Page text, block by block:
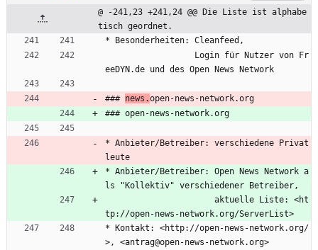
@ -241,23 +241,24 @@ Die Liste ist alphabe
tisch geordnet.
* Besonderheiten: Cleanfeed,
eeDYN.de und des Open News Network
### news.open-news-network.org
### open-news-network.org
* Anbieter/Betreiber: verschiedene Privat
leute
* Anbieter/Betreiber: Open News Network a
ls "Kollektiv" verschiedener Betreiber,
tp://open-news-network.org/ServerList>
* Kontakt: <http://open-news-network.org/
>, <antrag@open-news-network.org>